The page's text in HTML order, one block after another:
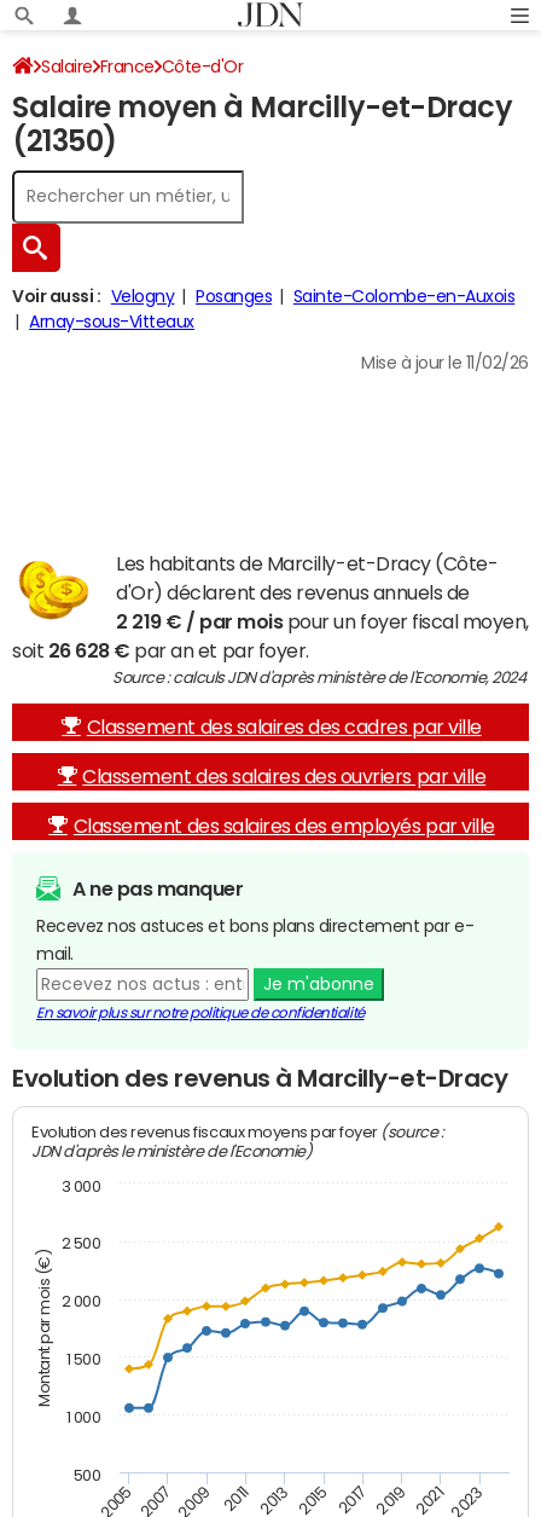
Salaire France Côte-d'Or
Salaire moyen à Marcilly-et-Dracy
(21350)
Voir aussi : Velogny Posanges
Sainte-Colombe-en-Auxois
Arnay-sous-Vitteaux
Mise à jour le 11/02/26
Les habitants de Marcilly-et-Dracy (Côte-
d'Or) déclarent des revenus annuels de
2 219 € / par moispour un foyer fiscal moyen,
soit 26 628 € par an et par foyer.
Source : calculs JDN d'après ministère de l'Economie, 2024
Classement des salaires des cadres par ville
Classement des salaires des ouvriers par ville
Classement des salaires des employés par ville
A ne pas manquer
Recevez nos astuces et bons plans directement par e-
mail.
Je m'abonne
En savoir plus sur notre politique de confidentialité
Evolution des revenus à Marcilly-et-Dracy
Montant par mois (€)
Evolution des revenus fiscaux moyens par foyer (source :
JDN d'après le ministère de l'Economie)
2005 2007 2009 2011 2013 2015 2017 2019 2021 2023
500
1 000
1 500
2 000
2 500
3 000